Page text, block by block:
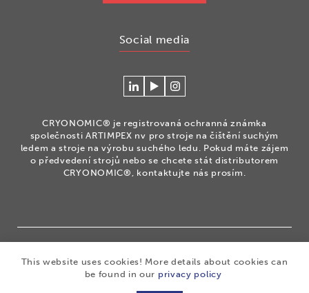
Social media
Connecteer
Cryonomic
op
Linkedin
Watch
videos
on
the
Cryonomic
Youtube
Volg
op
Instagram
CRYONOMIC® je registrovaná ochranná známka
společnosti ARTIMPEX nv pro stroje na čištění suchým
ledem a stroje na výrobu suchého ledu. Pokud máte zájem
o předvedení strojů nebo se chcete stát distributorem
CRYONOMIC®, kontaktujte nás prosím.
of ARTIMPEX nv
| Privacy Disclaimer |
This website uses cookies! More details about cookies can
be found in our privacy policy